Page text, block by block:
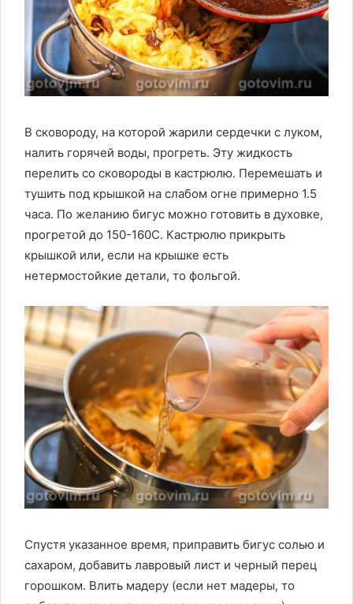
В сковороду, на которой жарили сердечки с луком,
налить горячей воды, прогреть. Эту жидкость
перелить со сковороды в кастрюлю. Перемешать и
тушить под крышкой на слабом огне примерно 1.5
часа. По желанию бигус можно готовить в духовке,
прогретой до 150-160С. Кастрюлю прикрыть
крышкой или, если на крышке есть
нетермостойкие детали, то фольгой.
Спустя указанное время, приправить бигус солью и
сахаром, добавить лавровый лист и черный перец
горошком. Влить мадеру (если нет мадеры, то